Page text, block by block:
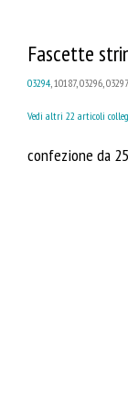
Fascette
03294 , 10187, 03296,
Vedi altri 22 articoli
confezione da